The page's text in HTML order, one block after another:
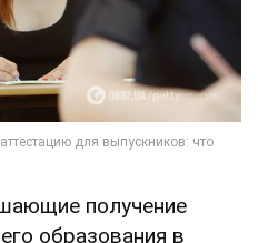
получение
образования в